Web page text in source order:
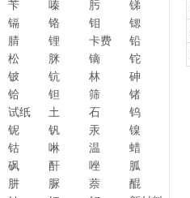
苄
嗪 肟
锑
镉
铬 钼
锶
腈
锂 卡费
铅
松
脒 镝
铊
铍
钪 林
砷
铪
钽 筛
锗
试纸
土 石
钨
铌
钒 汞
镍
钴
啉 温
蜡
砜
酐 唑
胍
肼
脲 萘
醌